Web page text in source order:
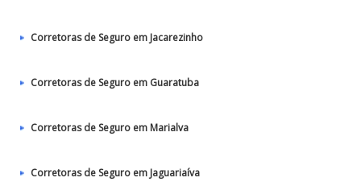
Corretoras de Seguro em Jacarezinho
Corretoras de Seguro em Guaratuba
Corretoras de Seguro em Marialva
Corretoras de Seguro em Jaguariaíva